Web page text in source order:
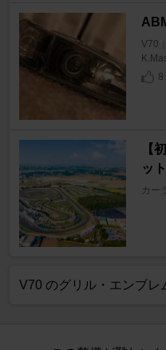
V70
8
【
ッ
カー
V70 のグリル・エンブレ